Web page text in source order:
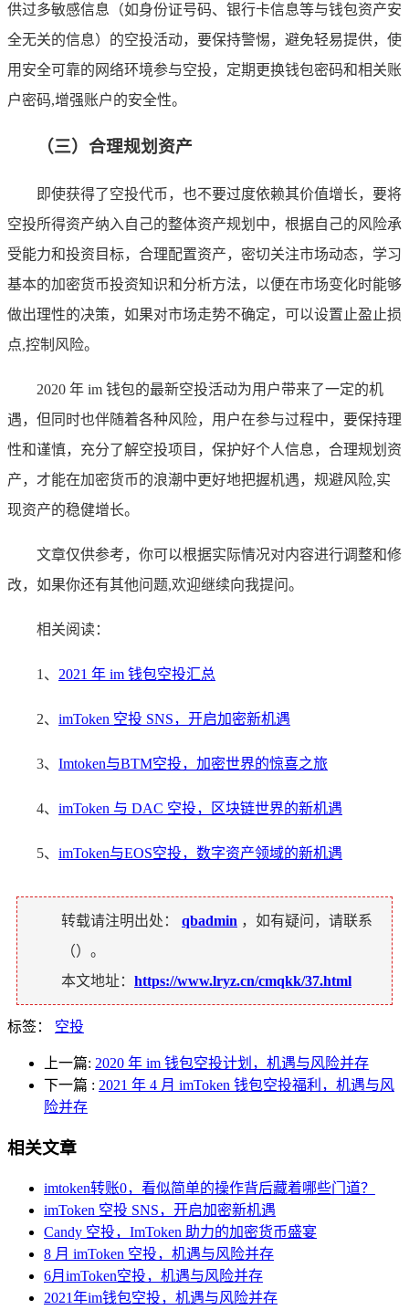
供过多敏感信息（如身份证号码、银行卡信息等与钱包资产安
全无关的信息）的空投活动，要保持警惕，避免轻易提供，使
用安全可靠的网络环境参与空投，定期更换钱包密码和相关账
户密码,增强账户的安全性。
（三）合理规划资产
即使获得了空投代币，也不要过度依赖其价值增长，要将
空投所得资产纳入自己的整体资产规划中，根据自己的风险承
受能力和投资目标，合理配置资产，密切关注市场动态，学习
基本的加密货币投资知识和分析方法，以便在市场变化时能够
做出理性的决策，如果对市场走势不确定，可以设置止盈止损
点,控制风险。
2020 年 im 钱包的最新空投活动为用户带来了一定的机
遇，但同时也伴随着各种风险，用户在参与过程中，要保持理
性和谨慎，充分了解空投项目，保护好个人信息，合理规划资
产，才能在加密货币的浪潮中更好地把握机遇，规避风险,实
现资产的稳健增长。
文章仅供参考，你可以根据实际情况对内容进行调整和修
改，如果你还有其他问题,欢迎继续向我提问。
相关阅读：
1、 2021 年 im 钱包空投汇总
2、 imToken 空投 SNS，开启加密新机遇
3、 Imtoken与BTM空投，加密世界的惊喜之旅
4、 imToken 与 DAC 空投，区块链世界的新机遇
5、 imToken与EOS空投，数字资产领域的新机遇
转载请注明出处： qbadmin ，如有疑问，请联系
（）。
本文地址： https://www.lryz.cn/cmqkk/37.html
标签： 空投
上一篇: 2020 年 im 钱包空投计划，机遇与风险并存
下一篇 : 2021 年 4 月 imToken 钱包空投福利，机遇与风
险并存
相关文章
imtoken转账0，看似简单的操作背后藏着哪些门道？
imToken 空投 SNS，开启加密新机遇
Candy 空投，ImToken 助力的加密货币盛宴
8 月 imToken 空投，机遇与风险并存
6月imToken空投，机遇与风险并存
2021年im钱包空投，机遇与风险并存